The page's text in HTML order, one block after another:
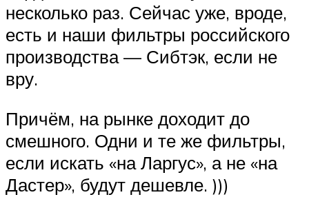
несколько раз. Сейчас уже, вроде,
есть и наши фильтры российского
производства — Сибтэк, если не
вру.
Причём, на рынке доходит до
смешного. Одни и те же фильтры,
если искать «на Ларгус», а не «на
Дастер», будут дешевле. )))